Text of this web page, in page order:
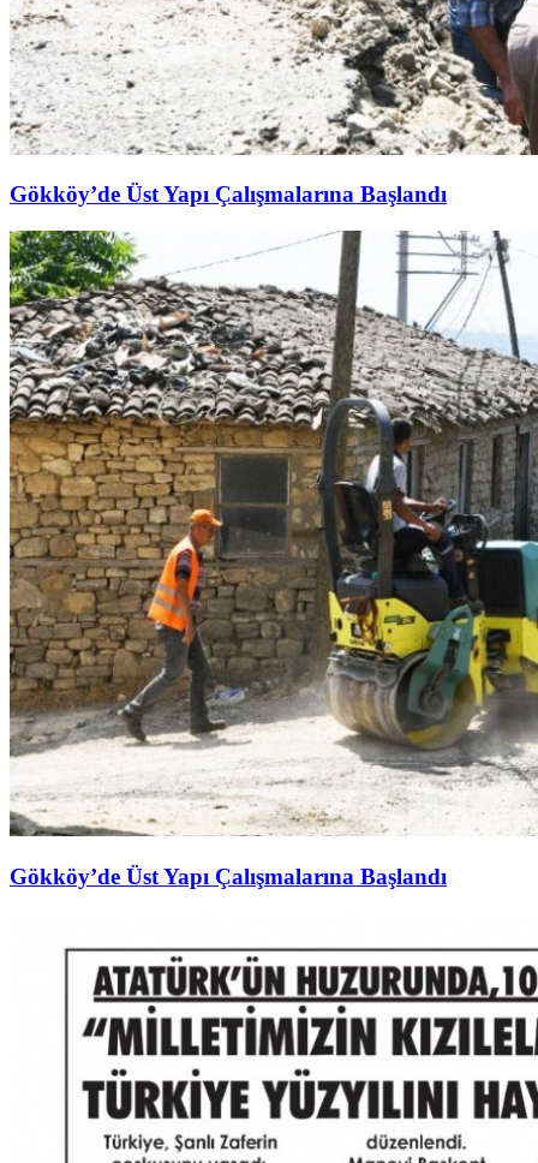
Gökköy’de Üst Yapı Çalışmalarına Başlandı
Gökköy’de Üst Yapı Çalışmalarına Başlandı